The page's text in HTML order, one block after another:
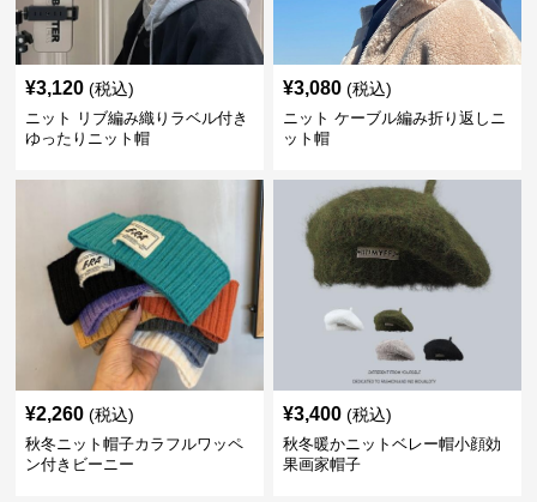
¥3,120 (税込)
ニット リブ編み織りラベル付き
ゆったりニット帽
¥3,080 (税込)
ニット ケーブル編み折り返しニ
ット帽
¥2,260 (税込)
秋冬ニット帽子カラフルワッペ
ン付きビーニー
¥3,400 (税込)
秋冬暖かニットベレー帽小顔効
果画家帽子